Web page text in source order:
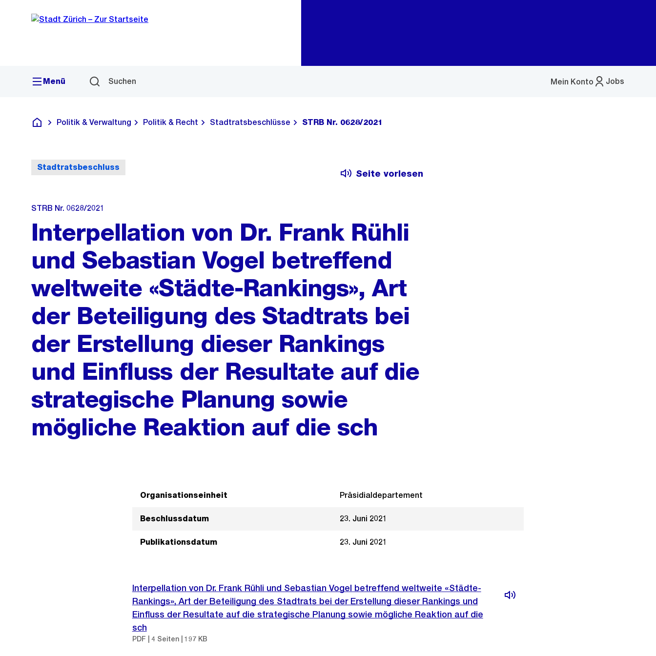
Navigation
Sprunglink
Menü Suchen Jobs
Mein Konto
Menü
Deutsch
Politik & Verwaltung Politik & Recht Stadtratsbeschlüsse STRB Nr. 0628/2021
Stadtratsbeschluss
Seite vorlesen
STRB Nr. 0628/2021
Interpellation von Dr. Frank Rühli
und Sebastian Vogel betreffend
weltweite «Städte-Rankings», Art
der Beteiligung des Stadtrats bei
der Erstellung dieser Rankings
und Einfluss der Resultate auf die
strategische Planung sowie
mögliche Reaktion auf die sch
Organisationseinheit Präsidialdepartement
Beschlussdatum 23. Juni 2021
Publikationsdatum 23. Juni 2021
Interpellation von Dr. Frank Rühli und Sebastian Vogel betreffend weltweite «Städte-
Rankings», Art der Beteiligung des Stadtrats bei der Erstellung dieser Rankings und
Einfluss der Resultate auf die strategische Planung sowie mögliche Reaktion auf die
sch
PDF | 4 Seiten | 197 KB